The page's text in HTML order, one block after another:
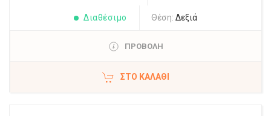
Διαθέσιμο Θέση: Δεξιά
ΠΡΟΒΟΛΗ
ΣΤΟ ΚΑΛΆΘΙ